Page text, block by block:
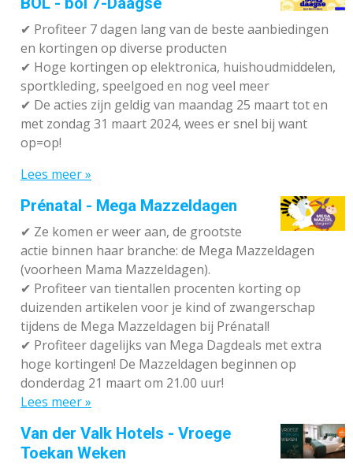
✔ Profiteer 7 dagen lang van de beste aanbiedingen
en kortingen op diverse producten
✔ Hoge kortingen op elektronica, huishoudmiddelen,
sportkleding, speelgoed en nog veel meer
✔ De acties zijn geldig van maandag 25 maart tot en
met zondag 31 maart 2024, wees er snel bij want
op=op!
Lees meer »
Prénatal - Mega Mazzeldagen
✔ Ze komen er weer aan, de grootste
actie binnen haar branche: de Mega Mazzeldagen
(voorheen Mama Mazzeldagen).
✔ Profiteer van tientallen procenten korting op
duizenden artikelen voor je kind of zwangerschap
tijdens de Mega Mazzeldagen bij Prénatal!
✔ Profiteer dagelijks van Mega Dagdeals met extra
hoge kortingen! De Mazzeldagen beginnen op
donderdag 21 maart om 21.00 uur!
Lees meer »
Van der Valk Hotels - Vroege
Toekan Weken